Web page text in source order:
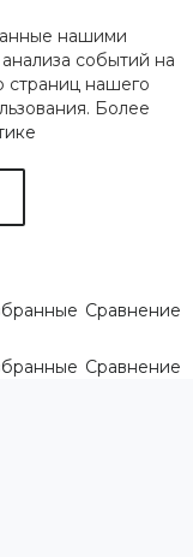
нашими
событий на
нашего
Более
Сравнение
Сравнение